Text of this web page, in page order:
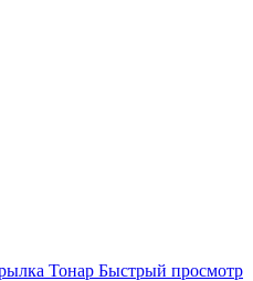
Быстрый просмотр